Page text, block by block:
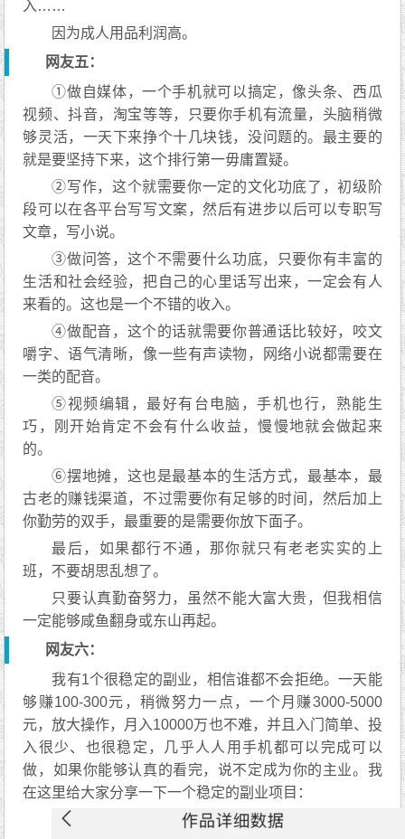
入……
因为成人用品利润高。
网友五：
①做自媒体，一个手机就可以搞定，像头条、西瓜
视频、抖音，淘宝等等，只要你手机有流量，头脑稍微
够灵活，一天下来挣个十几块钱，没问题的。最主要的
就是要坚持下来，这个排行第一毋庸置疑。
②写作，这个就需要你一定的文化功底了，初级阶
段可以在各平台写写文案，然后有进步以后可以专职写
文章，写小说。
③做问答，这个不需要什么功底，只要你有丰富的
生活和社会经验，把自己的心里话写出来，一定会有人
来看的。这也是一个不错的收入。
④做配音，这个的话就需要你普通话比较好，咬文
嚼字、语气清晰，像一些有声读物，网络小说都需要在
一类的配音。
⑤视频编辑，最好有台电脑，手机也行，熟能生
巧，刚开始肯定不会有什么收益，慢慢地就会做起来
的。
⑥摆地摊，这也是最基本的生活方式，最基本，最
古老的赚钱渠道，不过需要你有足够的时间，然后加上
你勤劳的双手，最重要的是需要你放下面子。
最后，如果都行不通，那你就只有老老实实的上
班，不要胡思乱想了。
只要认真勤奋努力，虽然不能大富大贵，但我相信
一定能够咸鱼翻身或东山再起。
网友六：
我有1个很稳定的副业，相信谁都不会拒绝。一天能
够赚100-300元，稍微努力一点，一个月赚3000-5000
元，放大操作，月入10000万也不难，并且入门简单、投
入很少、也很稳定，几乎人人用手机都可以完成可以
做，如果你能够认真的看完，说不定成为你的主业。我
在这里给大家分享一下一个稳定的副业项目：